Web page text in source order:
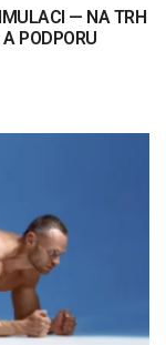
— NA TRH
PODPORU